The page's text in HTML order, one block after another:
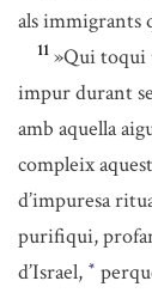
als immigrants
11 »Qui toqui
impur durant
amb aquella
compleix
d’impuresa
purifiqui,
d’Israel, *